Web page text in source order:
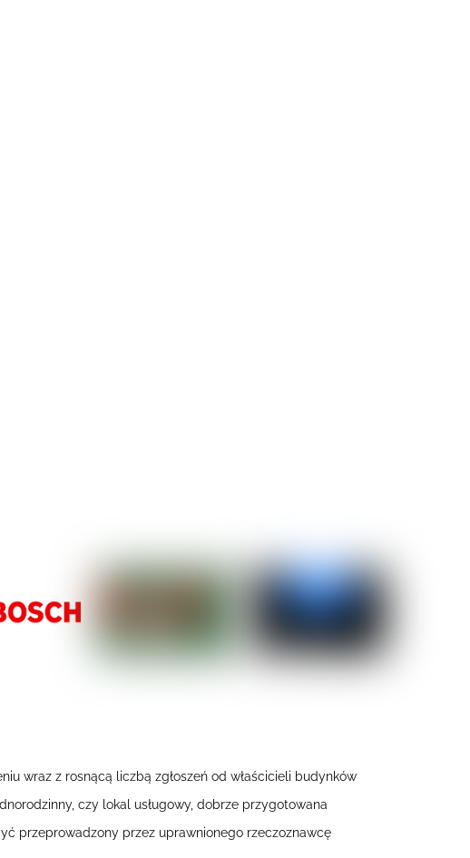
wraz z rosnącą liczbą zgłoszeń od właścicieli budynków
czy lokal usługowy, dobrze przygotowana
przeprowadzony przez uprawnionego rzeczoznawcę